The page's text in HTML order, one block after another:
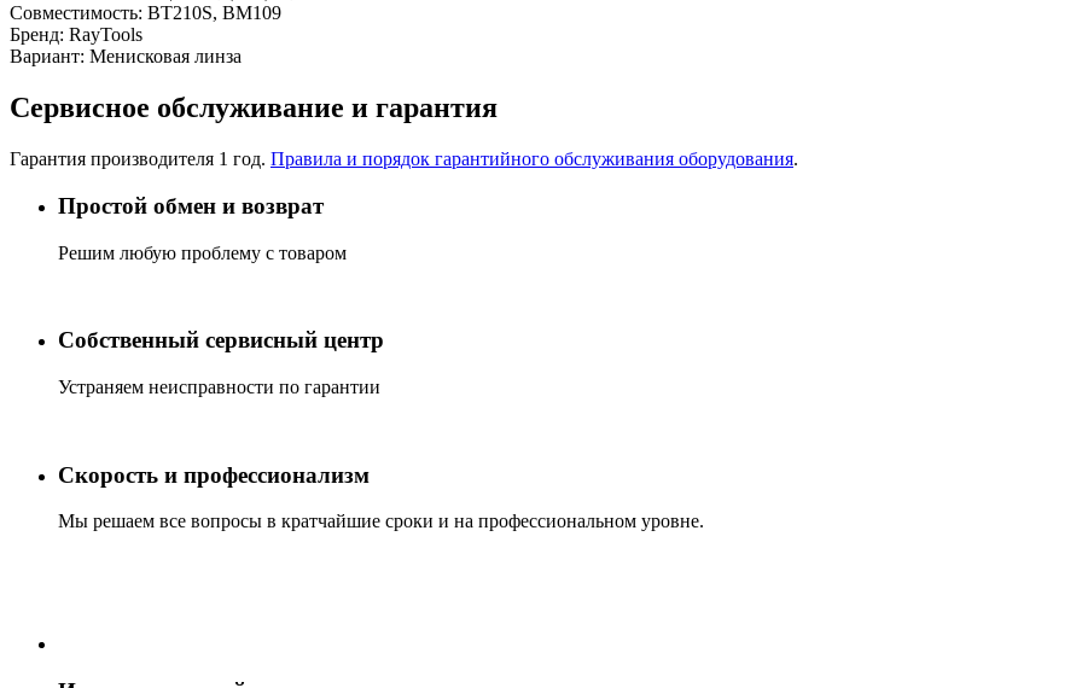
Совместимость: BT210S, BM109
Бренд: RayTools
Вариант: Менисковая линза
Сервисное обслуживание и гарантия
Гарантия производителя 1 год. Правила и порядок гарантийного обслуживания оборудования.
Простой обмен и возврат
Решим любую проблему с товаром
Собственный сервисный центр
Устраняем неисправности по гарантии
Скорость и профессионализм
Мы решаем все вопросы в кратчайшие сроки и на профессиональном уровне.